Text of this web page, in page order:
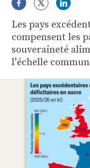
La technique
Pommes de
Guides
Chasse
Plus
Abonnez-vous
Les pays
compensent les
souveraineté
l’échelle